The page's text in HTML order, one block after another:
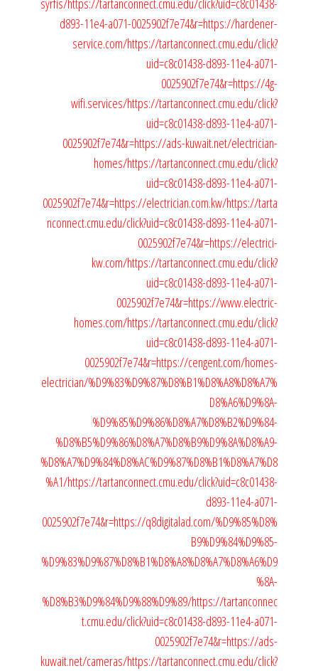
syrfis/https://tartanconnect.cmu.edu/click?uid=c8c01438-
d893-11e4-a071-0025902f7e74&r=https://hardener-
service.com/https://tartanconnect.cmu.edu/click?
uid=c8c01438-d893-11e4-a071-
0025902f7e74&r=https://4g-
wifi.services/https://tartanconnect.cmu.edu/click?
uid=c8c01438-d893-11e4-a071-
0025902f7e74&r=https://ads-kuwait.net/electrician-
homes/https://tartanconnect.cmu.edu/click?
uid=c8c01438-d893-11e4-a071-
0025902f7e74&r=https://electrician.com.kw/https://tarta
nconnect.cmu.edu/click?uid=c8c01438-d893-11e4-a071-
0025902f7e74&r=https://electrici-
kw.com/https://tartanconnect.cmu.edu/click?
uid=c8c01438-d893-11e4-a071-
0025902f7e74&r=https://www.electric-
homes.com/https://tartanconnect.cmu.edu/click?
uid=c8c01438-d893-11e4-a071-
0025902f7e74&r=https://cengent.com/homes-
electrician/%D9%83%D9%87%D8%B1%D8%A8%D8%A7%
D8%A6%D9%8A-
%D9%85%D9%86%D8%A7%D8%B2%D9%84-
%D8%B5%D9%86%D8%A7%D8%B9%D9%8A%D8%A9-
%D8%A7%D9%84%D8%AC%D9%87%D8%B1%D8%A7%D8
%A1/https://tartanconnect.cmu.edu/click?uid=c8c01438-
d893-11e4-a071-
0025902f7e74&r=https://q8digitalad.com/%D9%85%D8%
B9%D9%84%D9%85-
%D9%83%D9%87%D8%B1%D8%A8%D8%A7%D8%A6%D9
%8A-
%D8%B3%D9%84%D9%88%D9%89/https://tartanconnec
t.cmu.edu/click?uid=c8c01438-d893-11e4-a071-
0025902f7e74&r=https://ads-
kuwait.net/cameras/https://tartanconnect.cmu.edu/click?